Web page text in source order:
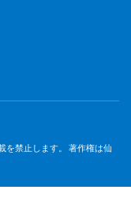
を禁止します。 著作権は仙